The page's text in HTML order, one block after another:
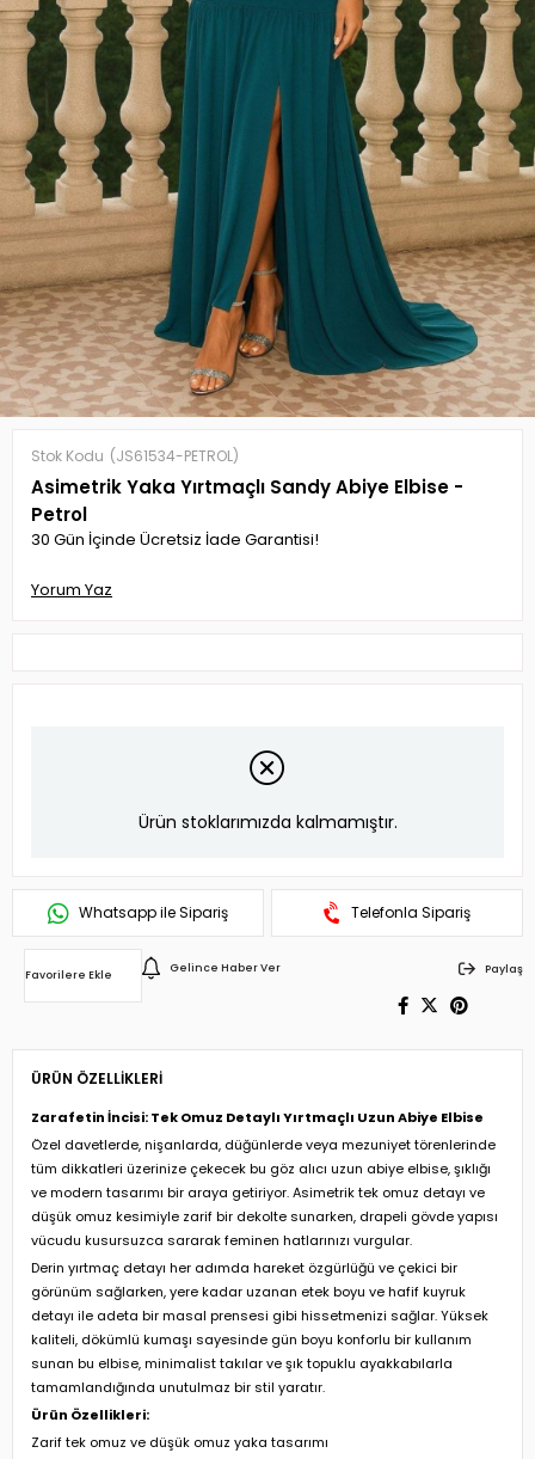
Stok Kodu (JS61534-PETROL)
Asimetrik Yaka Yırtmaçlı Sandy Abiye Elbise -
Petrol
30 Gün İçinde Ücretsiz İade Garantisi!
Yorum Yaz
Ürün stoklarımızda kalmamıştır.
Whatsapp ile Sipariş Telefonla Sipariş
Favorilere Ekle
Gelince Haber Ver Paylaş
ÜRÜN ÖZELLIKLERI
Zarafetin İncisi: Tek Omuz Detaylı Yırtmaçlı Uzun Abiye Elbise
Özel davetlerde, nişanlarda, düğünlerde veya mezuniyet törenlerinde
tüm dikkatleri üzerinize çekecek bu göz alıcı uzun abiye elbise, şıklığı
ve modern tasarımı bir araya getiriyor. Asimetrik tek omuz detayı ve
düşük omuz kesimiyle zarif bir dekolte sunarken, drapeli gövde yapısı
vücudu kusursuzca sararak feminen hatlarınızı vurgular.
Derin yırtmaç detayı her adımda hareket özgürlüğü ve çekici bir
görünüm sağlarken, yere kadar uzanan etek boyu ve hafif kuyruk
detayı ile adeta bir masal prensesi gibi hissetmenizi sağlar. Yüksek
kaliteli, dökümlü kumaşı sayesinde gün boyu konforlu bir kullanım
sunan bu elbise, minimalist takılar ve şık topuklu ayakkabılarla
tamamlandığında unutulmaz bir stil yaratır.
Ürün Özellikleri:
Zarif tek omuz ve düşük omuz yaka tasarımı